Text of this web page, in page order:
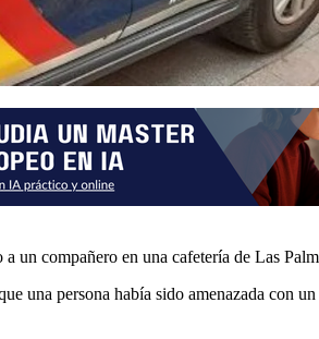
un compañero en una cafetería de Las
una persona había sido amenazada con